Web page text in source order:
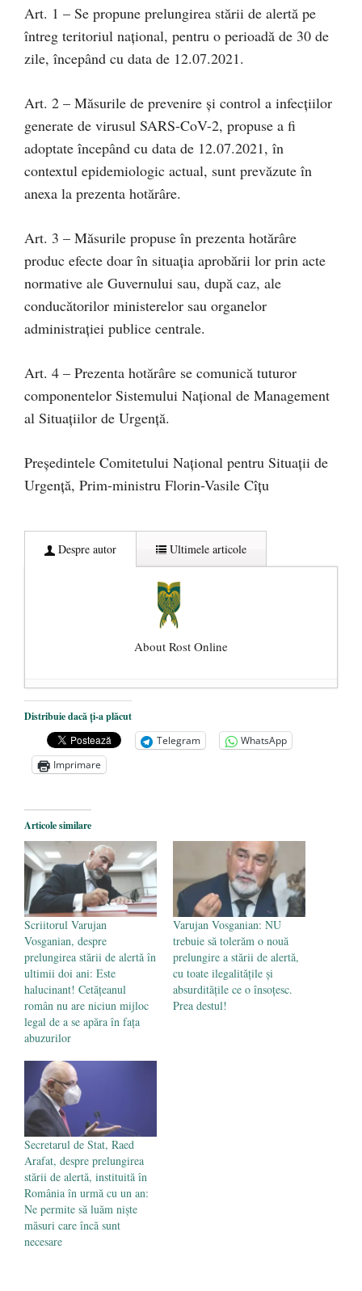
Art. 1 – Se propune prelungirea stării de alertă pe
întreg teritoriul naţional, pentru o perioadă de 30 de
zile, începând cu data de 12.07.2021.
Art. 2 – Măsurile de prevenire şi control a infecţiilor
generate de virusul SARS-CoV-2, propuse a fi
adoptate începând cu data de 12.07.2021, în
contextul epidemiologic actual, sunt prevăzute în
anexa la prezenta hotărâre.
Art. 3 – Măsurile propuse în prezenta hotărâre
produc efecte doar în situaţia aprobării lor prin acte
normative ale Guvernului sau, după caz, ale
conducătorilor ministerelor sau organelor
administraţiei publice centrale.
Art. 4 – Prezenta hotărâre se comunică tuturor
componentelor Sistemului Naţional de Management
al Situaţiilor de Urgenţă.
Președintele Comitetului Național pentru Situații de
Urgență, Prim-ministru Florin-Vasile Cîțu
Despre autor Ultimele articole
About Rost Online
Dezvăluiri cutremurătoare despre
președintele Ucrainei, Volodymyr
Zelensky
- 13 mai 2026
Statul care servește Națiunea
Legea Vexler produce efecte. Bustul
poetului Octavian Goga, înlăturat din Iași
- 16 aprilie 2026
Distribuie dacă ți-a plăcut
Telegram
WhatsApp
Imprimare
Articole similare
Scriitorul Varujan
Vosganian, despre
prelungirea stării de alertă în
ultimii doi ani: Este
halucinant! Cetățeanul
român nu are niciun mijloc
legal de a se apăra în fața
abuzurilor
Varujan Vosganian: NU
trebuie să tolerăm o nouă
prelungire a stării de alertă,
cu toate ilegalitățile și
absurditățile ce o însoțesc.
Prea destul!
Secretarul de Stat, Raed
Arafat, despre prelungirea
stării de alertă, instituită în
România în urmă cu un an:
Ne permite să luăm niște
măsuri care încă sunt
necesare